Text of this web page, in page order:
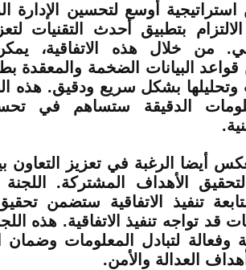
استراتيجية أوسع لتحسين الإدارة
بتطبيق أحدث التقنيات
من خلال هذه الاتفاقية،
قواعد البيانات الضخمة والمعقدة
وتحليلها بشكل سريع ودقيق. هذه
الدقيقة ستساهم في
يعكس أيضا الرغبة في تعزيز
الأهداف المشتركة. اللجنة
تنفيذ الاتفاقية ستضمن
قد تواجه تنفيذ الاتفاقية. هذه
لتبادل المعلومات وضمان
العدالة والأمن.